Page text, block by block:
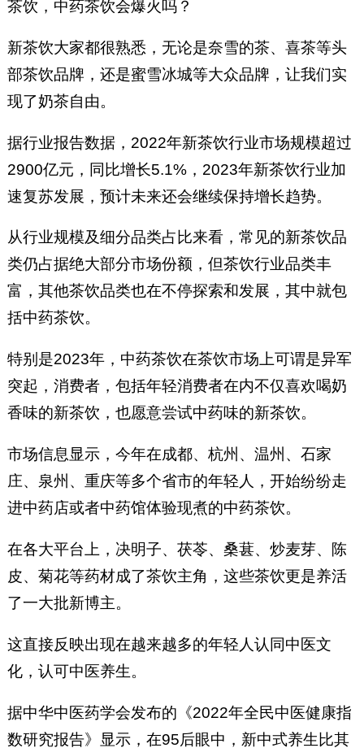
茶饮，中药茶饮会爆火吗？
新茶饮大家都很熟悉，无论是奈雪的茶、喜茶等头
部茶饮品牌，还是蜜雪冰城等大众品牌，让我们实
现了奶茶自由。
据行业报告数据，2022年新茶饮行业市场规模超过
2900亿元，同比增长5.1%，2023年新茶饮行业加
速复苏发展，预计未来还会继续保持增长趋势。
从行业规模及细分品类占比来看，常见的新茶饮品
类仍占据绝大部分市场份额，但茶饮行业品类丰
富，其他茶饮品类也在不停探索和发展，其中就包
括中药茶饮。
特别是2023年，中药茶饮在茶饮市场上可谓是异军
突起，消费者，包括年轻消费者在内不仅喜欢喝奶
香味的新茶饮，也愿意尝试中药味的新茶饮。
市场信息显示，今年在成都、杭州、温州、石家
庄、泉州、重庆等多个省市的年轻人，开始纷纷走
进中药店或者中药馆体验现煮的中药茶饮。
在各大平台上，决明子、茯苓、桑葚、炒麦芽、陈
皮、菊花等药材成了茶饮主角，这些茶饮更是养活
了一大批新博主。
这直接反映出现在越来越多的年轻人认同中医文
化，认可中医养生。
据中华中医药学会发布的《2022年全民中医健康指
数研究报告》显示，在95后眼中，新中式养生比其